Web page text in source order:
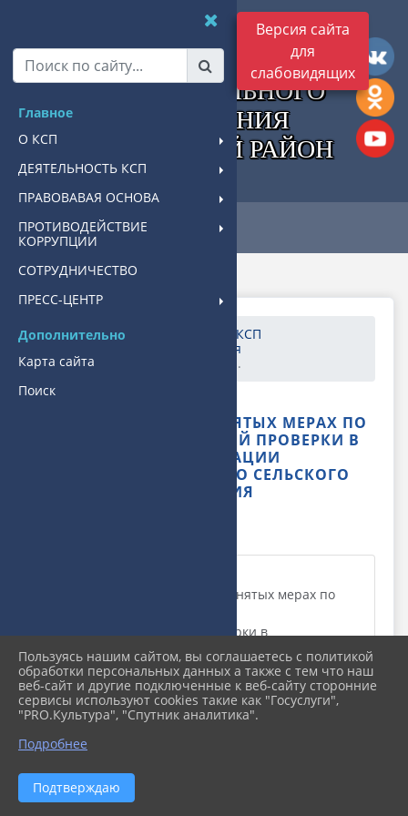
Главное
О КСП
ДЕЯТЕЛЬНОСТЬ КСП
ПРАВОВАВАЯ ОСНОВА
ПРОТИВОДЕЙСТВИЕ
КОРРУПЦИИ
СОТРУДНИЧЕСТВО
ПРЕСС-ЦЕНТР
Дополнительно
Карта сайта
Поиск
Версия сайта
для
слабовидящих
КОНТРОЛЬНО-
СЧЕТНАЯ ПАЛАТА
МУНИЦИПАЛЬНОГО
ОБРАЗОВАНИЯ
ПАВЛОВСКИЙ РАЙОН
Главная
ДЕЯТЕЛЬНОСТЬ КСП
Контрольные мероприятия
Информация о принятых ...
ИНФОРМАЦИЯ О ПРИНЯТЫХ МЕРАХ ПО
РЕЗУЛЬТАТАМ ВНЕШНЕЙ ПРОВЕРКИ В
АДМИНИСТРАЦИИ
СТАРОЛЕУШКОВСКОГО СЕЛЬСКОГО
ПОСЕЛЕНИЯ
Информация о принятых мерах по
результатам внешней проверки в
поселения (18.14 KiB) (18.1 KiB)
Пользуясь нашим сайтом, вы соглашаетесь с политикой
обработки персональных данных а также с тем что наш
веб-сайт и другие подключенные к веб-сайту сторонние
сервисы используют cookies такие как "Госуслуги",
"PRO.Культура", "Спутник аналитика".
Подробнее
Подтверждаю